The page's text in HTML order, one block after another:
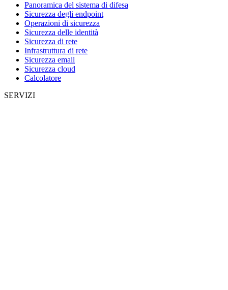
Panoramica del sistema di difesa
Sicurezza degli endpoint
Operazioni di sicurezza
Sicurezza delle identità
Sicurezza di rete
Infrastruttura di rete
Sicurezza email
Sicurezza cloud
Calcolatore
SERVIZI